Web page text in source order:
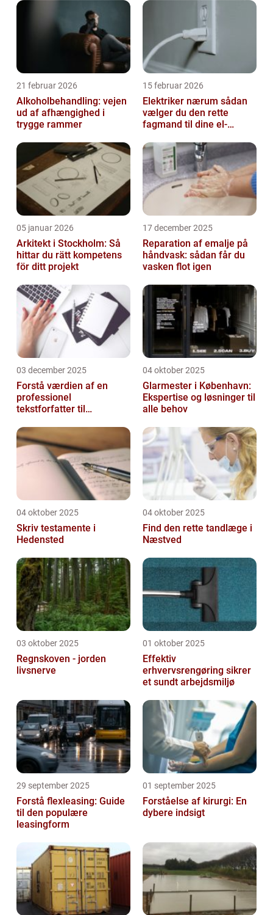
21 februar 2026
Alkoholbehandling: vejen
ud af afhængighed i
trygge rammer
15 februar 2026
Elektriker nærum sådan
vælger du den rette
fagmand til dine el-
05 januar 2026
Arkitekt i Stockholm: Så
hittar du rätt kompetens
för ditt projekt
17 december 2025
Reparation af emalje på
håndvask: sådan får du
vasken flot igen
03 december 2025
Forstå værdien af en
professionel
tekstforfatter til
04 oktober 2025
Glarmester i København:
Ekspertise og løsninger til
alle behov
04 oktober 2025
Skriv testamente i
Hedensted
04 oktober 2025
Find den rette tandlæge i
Næstved
03 oktober 2025
Regnskoven - jorden
livsnerve
01 oktober 2025
Effektiv
erhvervsrengøring sikrer
et sundt arbejdsmiljø
29 september 2025
Forstå flexleasing: Guide
til den populære
leasingform
01 september 2025
Forståelse af kirurgi: En
dybere indsigt